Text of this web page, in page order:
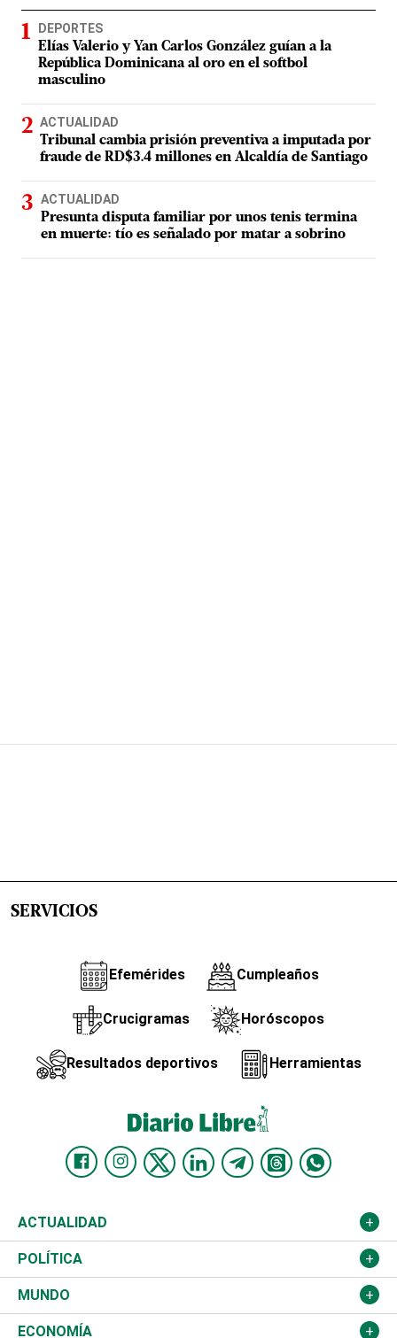
DEPORTES
Elías Valerio y Yan Carlos González guían a la
República Dominicana al oro en el softbol
masculino
ACTUALIDAD
Tribunal cambia prisión preventiva a imputada por
fraude de RD$3.4 millones en Alcaldía de Santiago
ACTUALIDAD
Presunta disputa familiar por unos tenis termina
en muerte: tío es señalado por matar a sobrino
SERVICIOS
Efemérides Cumpleaños
Crucigramas Horóscopos
Resultados deportivos Herramientas
ACTUALIDAD
Nacional
Ciudad
Educación
POLÍTICA
Partidos
JCE
MUNDO
Estados Unidos
ECONOMÍA